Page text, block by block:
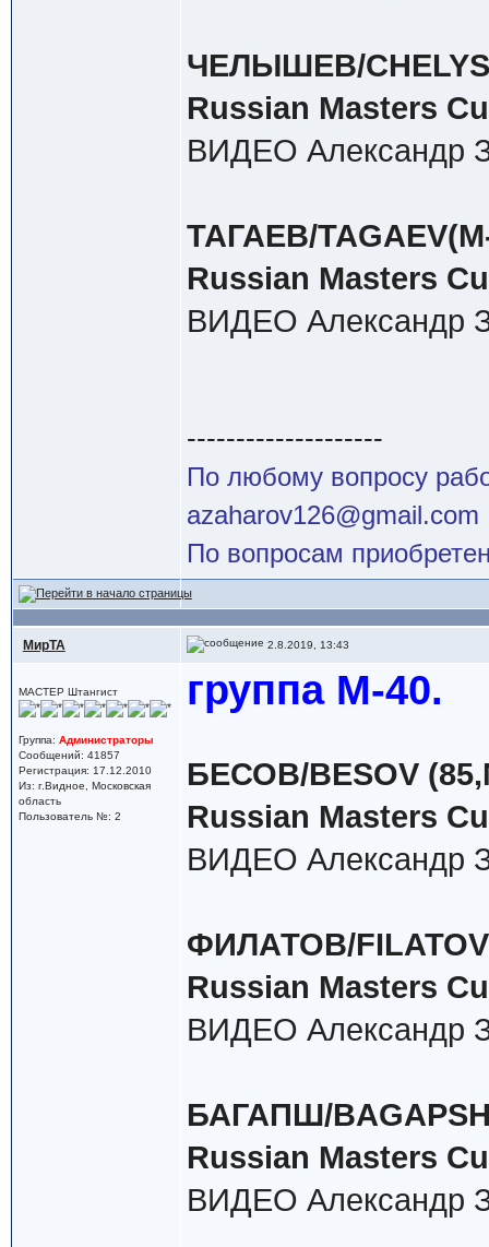
ЧЕЛЫШЕВ/
Russian Masters
ВИДЕО Александр
ТАГАЕВ/
Russian Masters
ВИДЕО Александр
--------------------
По любому вопросу
azaharov126@gmail.com
По вопросам
МирТА 2.8.2019, 13:43
МАСТЕР Штангист
Группа: Администраторы
Сообщений: 41857
Регистрация: 17.12.2010
Из: г.Видное, Московская
область
Пользователь №: 2
группа М-40.
БЕСОВ/BESOV
Russian Masters
ВИДЕО Александр
ФИЛАТОВ/FILATOV
Russian Masters
ВИДЕО Александр
БАГАПШ/BAGAPSH
Russian Masters
ВИДЕО Александр